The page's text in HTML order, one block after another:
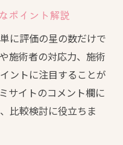
ポイント解説
に評価の星の数だけで
施術者の対応力、施術
ントに注目することが
サイトのコメント欄に
比較検討に役立ちま